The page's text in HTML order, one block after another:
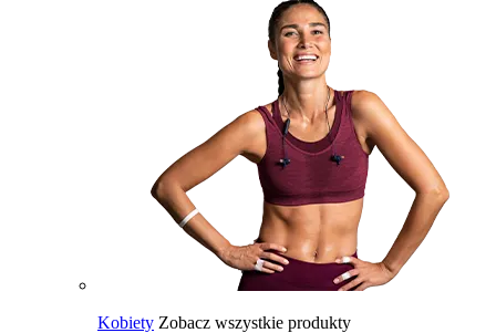
Kobiety Zobacz wszystkie produkty